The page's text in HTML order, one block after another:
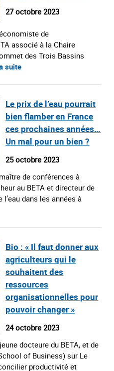
27 octobre 2023
de
associé à la Chaire
des Trois Bassins
suite
Le prix de l’eau pourrait
bien flamber en France
ces prochaines années…
Un mal pour un bien ?
25 octobre 2023
de conférences à
au BETA et directeur de
l’eau dans les années à
Bio : « Il faut donner aux
agriculteurs qui le
souhaitent des
ressources
organisationnelles pour
pouvoir changer »
24 octobre 2023
docteure du BETA, et de
of Business) sur Le
productivité et